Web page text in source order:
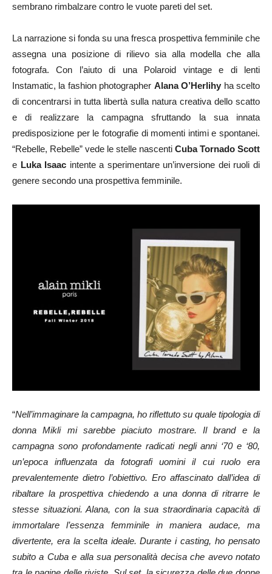
sembrano rimbalzare contro le vuote pareti del set.
La narrazione si fonda su una fresca prospettiva femminile che
assegna una posizione di rilievo sia alla modella che alla
fotografa. Con l’aiuto di una Polaroid vintage e di lenti
Instamatic, la fashion photographer Alana O’Herlihy ha scelto
di concentrarsi in tutta libertà sulla natura creativa dello scatto
e di realizzare la campagna sfruttando la sua innata
predisposizione per le fotografie di momenti intimi e spontanei.
“Rebelle, Rebelle” vede le stelle nascenti Cuba Tornado Scott
e Luka Isaac intente a sperimentare un’inversione dei ruoli di
genere secondo una prospettiva femminile.
“Nell’immaginare la campagna, ho riflettuto su quale tipologia di
donna Mikli mi sarebbe piaciuto mostrare. Il brand e la
campagna sono profondamente radicati negli anni ‘70 e ‘80,
un’epoca influenzata da fotografi uomini il cui ruolo era
prevalentemente dietro l’obiettivo. Ero affascinato dall’idea di
ribaltare la prospettiva chiedendo a una donna di ritrarre le
stesse situazioni. Alana, con la sua straordinaria capacità di
immortalare l’essenza femminile in maniera audace, ma
divertente, era la scelta ideale. Durante i casting, ho pensato
subito a Cuba e alla sua personalità decisa che avevo notato